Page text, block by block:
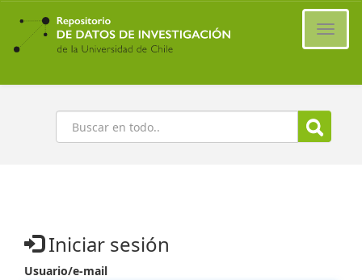
Ir
contenido
principal
Buscar
Iniciar sesión
Usuario/e-mail